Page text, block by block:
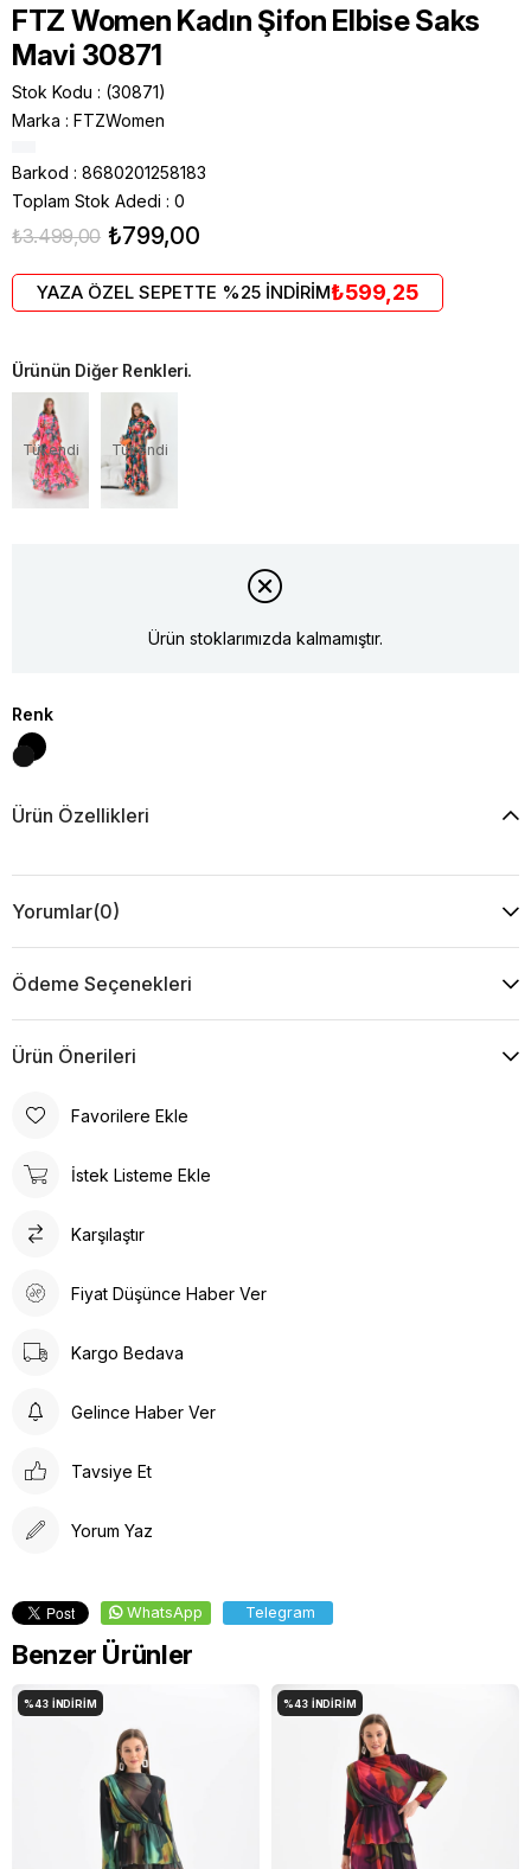
FTZ Women Kadın Şifon Elbise Saks
Mavi 30871
Stok Kodu
(30871)
Marka : FTZWomen
Barkod : 8680201258183
Toplam Stok Adedi : 0
₺3.499,00 ₺799,00
YAZA ÖZEL SEPETTE %25 İNDİRİM₺599,25
Ürünün Diğer Renkleri.
Tükendi Tükendi
Ürün stoklarımızda kalmamıştır.
Renk
Ürün Özellikleri
Yorumlar(0)
Ödeme Seçenekleri
Ürün Önerileri
Favorilere Ekle
İstek Listeme Ekle
Karşılaştır
Fiyat Düşünce Haber Ver
Kargo Bedava
Gelince Haber Ver
Tavsiye Et
Yorum Yaz
WhatsApp Telegram
Benzer Ürünler
%43 İNDIRIM %43 İNDIRIM